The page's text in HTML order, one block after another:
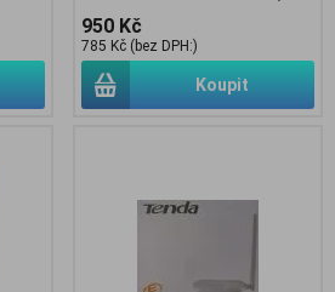
950 Kč
785 Kč (bez DPH:)
Koupit